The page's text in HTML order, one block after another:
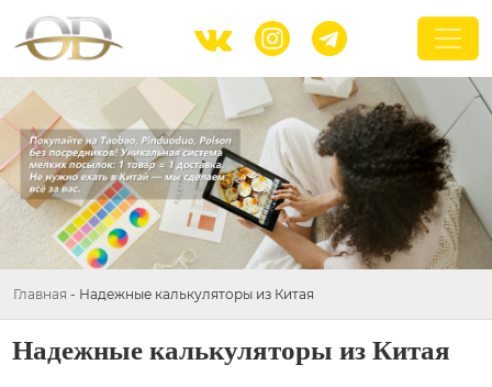
  
Главная - Надежные калькуляторы из Китая
Надежные калькуляторы из Китая